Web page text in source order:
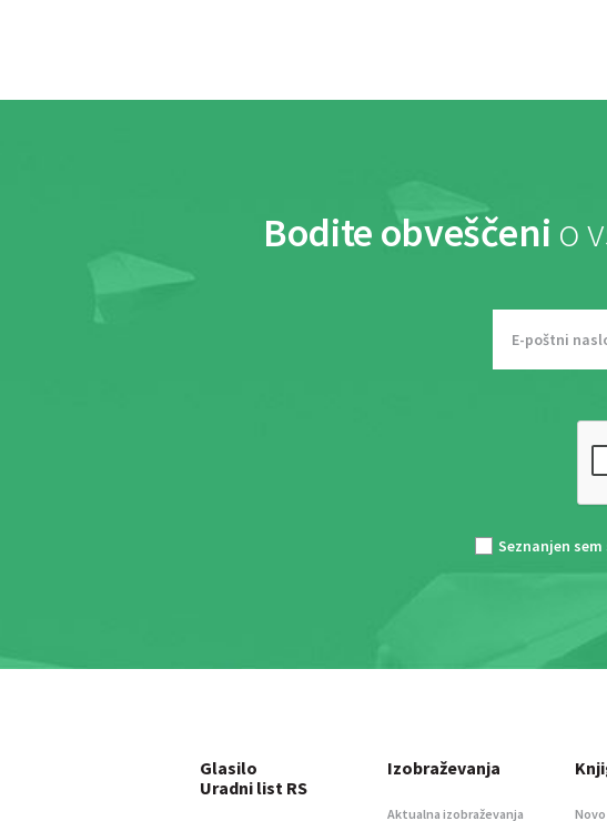
Bodite obveščeni o
Seznanjen sem
Glasilo
Uradni list RS
Izobraževanja
Aktualna izobraževanja